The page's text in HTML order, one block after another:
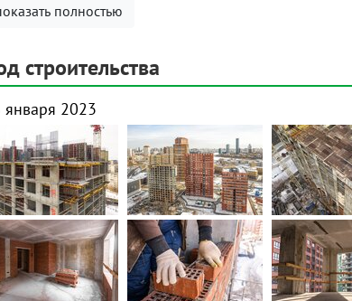
полностью
строительства
января 2023